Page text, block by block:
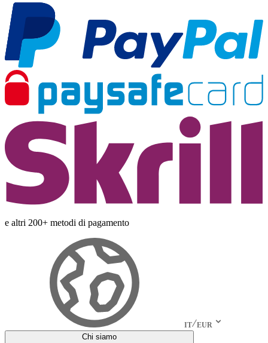
e altri 200+ metodi di pagamento
IT EUR
Chi siamo